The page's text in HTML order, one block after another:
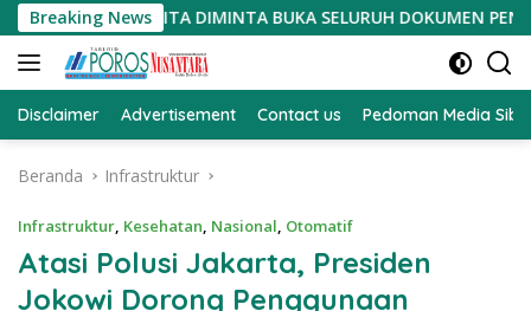
Langsung
ke
konten
Breaking NewsHARITA DIMINTA BUKA SELURUH DOKUMEN
Disclaimer Advertisement Contact us Pedoman Media
Beranda Infrastruktur
Infrastruktur, Kesehatan, Nasional, Otomatif
Atasi Polusi Jakarta, Presiden
Jokowi Dorong Penggunaan